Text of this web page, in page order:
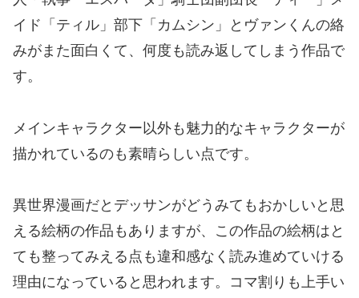
イド「ティル」部下「カムシン」とヴァンくんの絡
みがまた面白くて、何度も読み返してしまう作品で
す。
メインキャラクター以外も魅力的なキャラクターが
描かれているのも素晴らしい点です。
異世界漫画だとデッサンがどうみてもおかしいと思
える絵柄の作品もありますが、この作品の絵柄はと
ても整ってみえる点も違和感なく読み進めていける
理由になっていると思われます。コマ割りも上手い